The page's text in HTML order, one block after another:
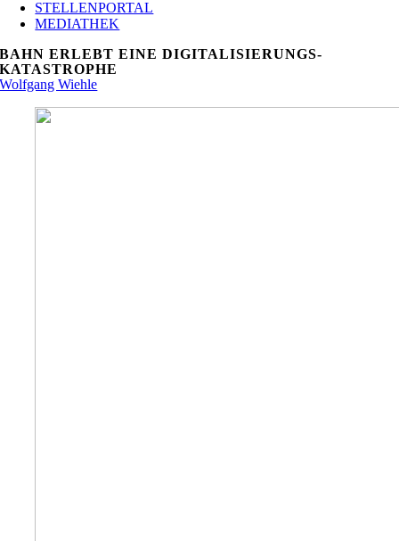
STELLENPORTAL
MEDIATHEK
BAHN ERLEBT EINE DIGITALISIERUNGS-
KATASTROPHE
Wolfgang Wiehle